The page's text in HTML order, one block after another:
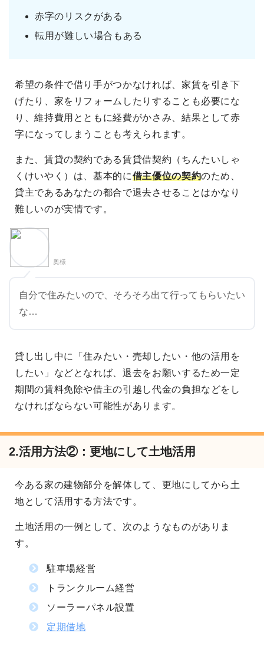
赤字のリスクがある
転用が難しい場合もある
希望の条件で借り手がつかなければ、家賃を引き下
げたり、家をリフォームしたりすることも必要にな
り、維持費用とともに経費がかさみ、結果として赤
字になってしまうことも考えられます。
また、賃貸の契約である賃貸借契約（ちんたいしゃ
くけいやく）は、基本的に借主優位の契約のため、
貸主であるあなたの都合で退去させることはかなり
難しいのが実情です。
奥様
自分で住みたいので、そろそろ出て行ってもらいたい
な…
貸し出し中に「住みたい・売却したい・他の活用を
したい」などとなれば、退去をお願いするため一定
期間の賃料免除や借主の引越し代金の負担などをし
なければならない可能性があります。
2.活用方法②：更地にして土地活用
今ある家の建物部分を解体して、更地にしてから土
地として活用する方法です。
土地活用の一例として、次のようなものがありま
す。
駐車場経営
トランクルーム経営
ソーラーパネル設置
定期借地